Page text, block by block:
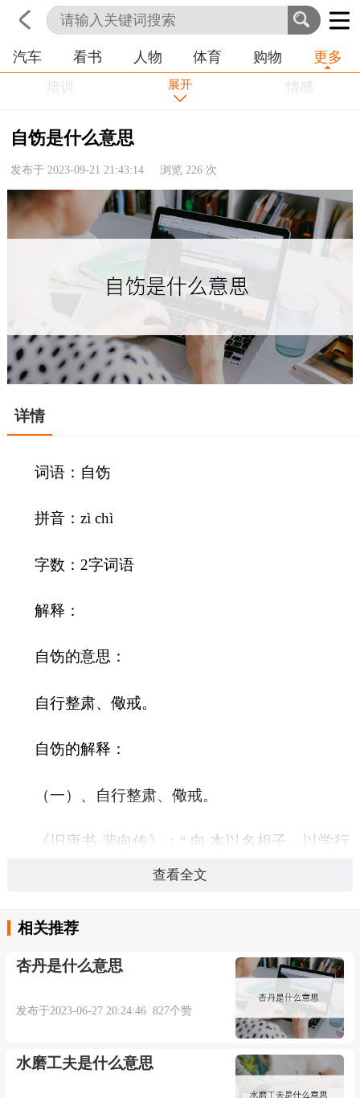
首页 科技 生活 职业
汽车 看书 人物 体育 购物 更多
培训 学习
情感
农业
健康
历史
展开
自饬是什么意思
发布于 2023-09-21 21:43:14 浏览226 次
详情
词语：自饬
拼音：zì chì
字数：2字词语
解释：
自饬的意思：
自行整肃、儆戒。
自饬的解释：
（一）、自行整肃、儆戒。
《旧唐书·裴向传》：“ 向 本以名相子，以学行
自飭，谨守其门风。” 宋 苏辙 《谢太中大夫门下
飭。”《明史·文苑传三·黄佐》：“ 佐 弟子多以行业
自飭，而 梁有誉 、 欧大任 、 黎民表 诗名最著
云。” 章炳麟 《国故论衡·正赍送》：“上自槃盂，
下逮几杖，皆有辞以自飭，非以祝寿考也。”
本内容部分来源于网络，谨供免费学习使用，如有侵权，可
查看全文
相关推荐
杏丹是什么意思
发布于2023-06-27 20:24:46 827个赞
水磨工夫是什么意思